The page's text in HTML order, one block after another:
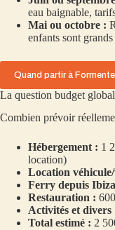
eau baignable,
Mai ou octobre :
enfants sont
Quand partir à
La question budget
Combien prévoir
Hébergement : 1
location)
Location véhicule/
Ferry depuis
Restauration :
Activités et divers
Total estimé : 2